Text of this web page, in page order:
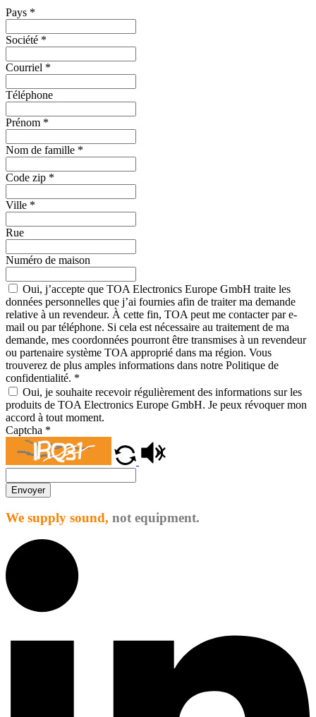
Pays *
Société *
Courriel *
Téléphone
Prénom *
Nom de famille *
Code zip *
Ville *
Rue
Numéro de maison
Oui, j’accepte que TOA Electronics Europe GmbH traite les
données personnelles que j’ai fournies afin de traiter ma demande
relative à un revendeur. À cette fin, TOA peut me contacter par e-
mail ou par téléphone. Si cela est nécessaire au traitement de ma
demande, mes coordonnées pourront être transmises à un revendeur
ou partenaire système TOA approprié dans ma région. Vous
trouverez de plus amples informations dans notre Politique de
confidentialité. *
Oui, je souhaite recevoir régulièrement des informations sur les
produits de TOA Electronics Europe GmbH. Je peux révoquer mon
accord à tout moment.
Captcha *
Envoyer
We supply sound, not equipment.